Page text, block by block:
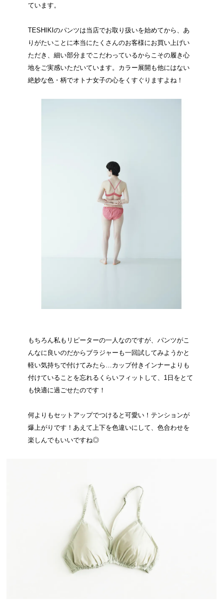
ています。
TESHIKIのパンツは当店でお取り扱いを始めてから、あ
りがたいことに本当にたくさんのお客様にお買い上げい
ただき、細い部分までこだわっているからこその履き心
地をご実感いただいています。カラー展開も他にはない
絶妙な色・柄でオトナ女子の心をくすぐりますよね！
もちろん私もリピーターの一人なのですが、パンツがこ
んなに良いのだからブラジャーも一回試してみようかと
軽い気持ちで付けてみたら…カップ付きインナーよりも
付けていることを忘れるくらいフィットして、1日をとて
も快適に過ごせたのです！
何よりもセットアップでつけると可愛い！テンションが
爆上がりです！あえて上下を色違いにして、色合わせを
楽しんでもいいですね◎